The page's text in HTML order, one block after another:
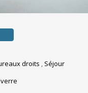
droits , Séjour